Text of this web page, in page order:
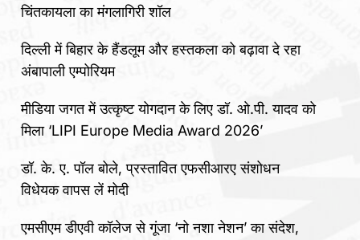
चिंतकायला का मंगलागिरी शॉल
दिल्ली में बिहार के हैंडलूम और हस्तकला को बढ़ावा दे रहा
अंबापाली एम्पोरियम
मीडिया जगत में उत्कृष्ट योगदान के लिए डॉ. ओ.पी. यादव को
मिला ‘LIPI Europe Media Award 2026’
डॉ. के. ए. पॉल बोले, प्रस्तावित एफसीआरए संशोधन
विधेयक वापस लें मोदी
एमसीएम डीएवी कॉलेज से गूंजा ‘नो नशा नेशन’ का संदेश,